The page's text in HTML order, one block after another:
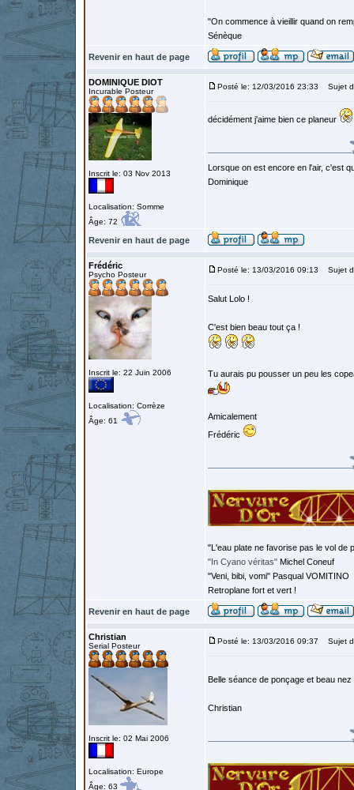
"On commence à vieillir quand on
Sénèque
Revenir en haut de page
DOMINIQUE DIOT
Incurable Posteur
Inscrit le: 03 Nov 2013
Localisation: Somme
Âge: 72
Posté le: 12/03/2016 23:33 Sujet
décidément j'aime bien ce planeur
Lorsque on est encore en l'air, c'est
Dominique
Revenir en haut de page
Frédéric
Psycho Posteur
Inscrit le: 22 Juin 2006
Localisation: Corrèze
Âge: 61
Posté le: 13/03/2016 09:13 Sujet
Salut Lolo !
C'est bien beau tout ça !
Tu aurais pu pousser un peu les
Amicalement
Frédéric
"L'eau plate ne favorise pas le vol de
"In Cyano véritas" Michel Coneuf
"Veni, bibi, vomi" Pasqual VOMITINO
Retroplane fort et vert !
Revenir en haut de page
Christian
Serial Posteur
Inscrit le: 02 Mai 2006
Localisation: Europe
Âge: 63
Posté le: 13/03/2016 09:37 Sujet
Belle séance de ponçage et beau nez
Christian